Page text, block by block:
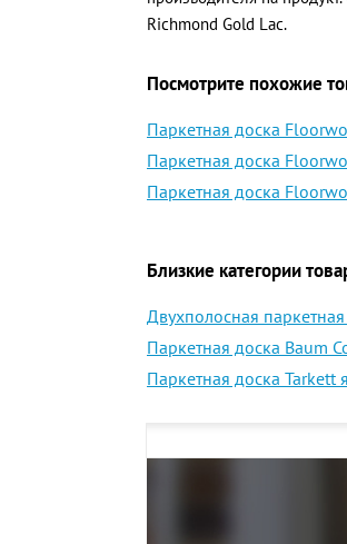
Richmond Gold Lac.
Посмотрите похожие
Паркетная доска
Паркетная доска
Паркетная доска
Близкие категории
Двухполосная
Паркетная доска Baum
Паркетная доска Tarkett